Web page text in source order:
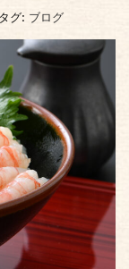
タグ: ブログ